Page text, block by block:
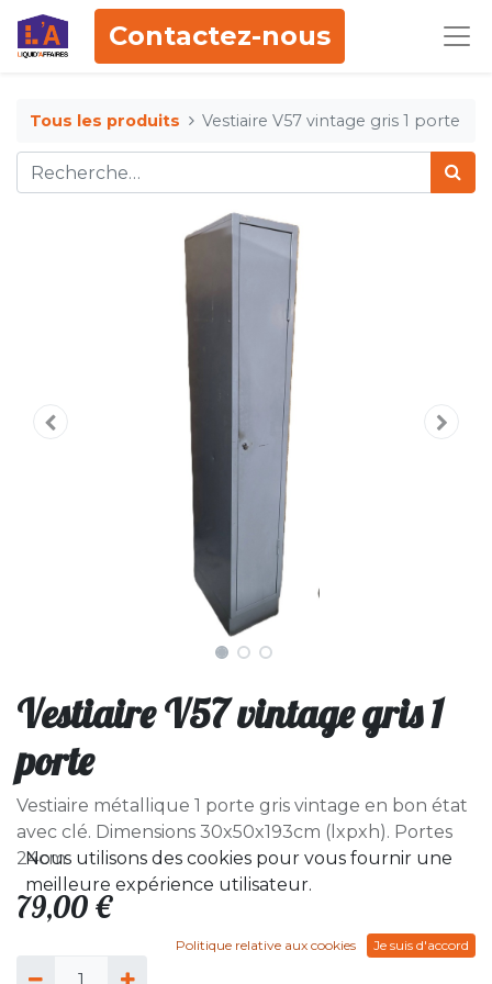
Contactez-nous
Tous les produits Vestiaire V57 vintage gris 1 porte
Vestiaire V57 vintage gris 1
porte
Vestiaire métallique 1 porte gris vintage en bon état
avec clé. Dimensions 30x50x193cm (lxpxh). Portes
24cm
79,00 €
Nous utilisons des cookies pour vous fournir une
meilleure expérience utilisateur.
Politique relative aux cookies Je suis d'accord